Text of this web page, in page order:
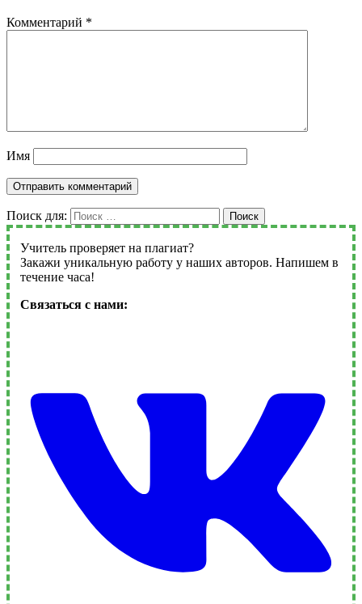
Комментарий *
Имя
Поиск для: Поиск
Учитель проверяет на плагиат?
Закажи уникальную работу у наших авторов. Напишем в
течение часа!
Связаться с нами: